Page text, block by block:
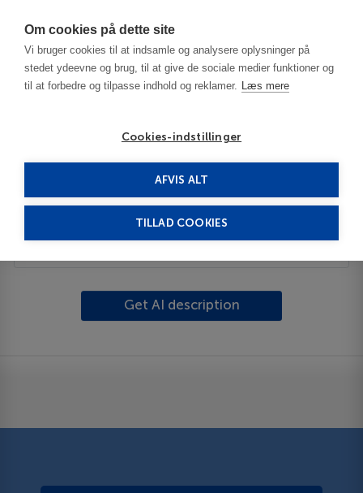
Om cookies på dette site
Vi bruger cookies til at indsamle og analysere oplysninger på
stedet ydeevne og brug, til at give de sociale medier funktioner og
til at forbedre og tilpasse indhold og reklamer. Læs mere
Cookies-indstillinger
AFVIS ALT
TILLAD COOKIES
Costa de la Luz (Cadiz)
Beskrivelse
Get AI description